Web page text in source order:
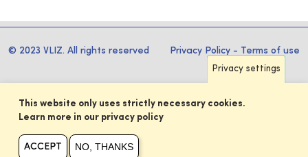
© 2023 VLIZ. All rights reserved Privacy Policy - Terms of use
Privacy settings
This website only uses strictly necessary cookies.
Learn more in our privacy policy
ACCEPT NO, THANKS